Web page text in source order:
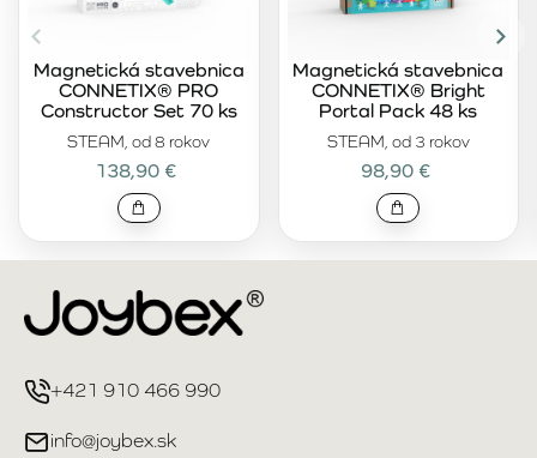
STEAM, od 8 rokov
Magnetická stavebnica
CONNETIX® PRO
Constructor Set 70 ks
138,90 €
STEAM, od 3 rokov
Magnetická stavebnica
CONNETIX® Bright
Portal Pack 48 ks
98,90 €
+421 910 466 990
info@joybex.sk